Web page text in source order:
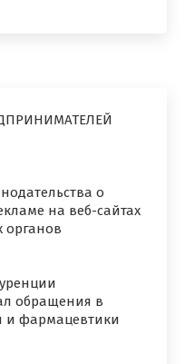
о
на веб-сайтах
органов
обращения в
и фармацевтики